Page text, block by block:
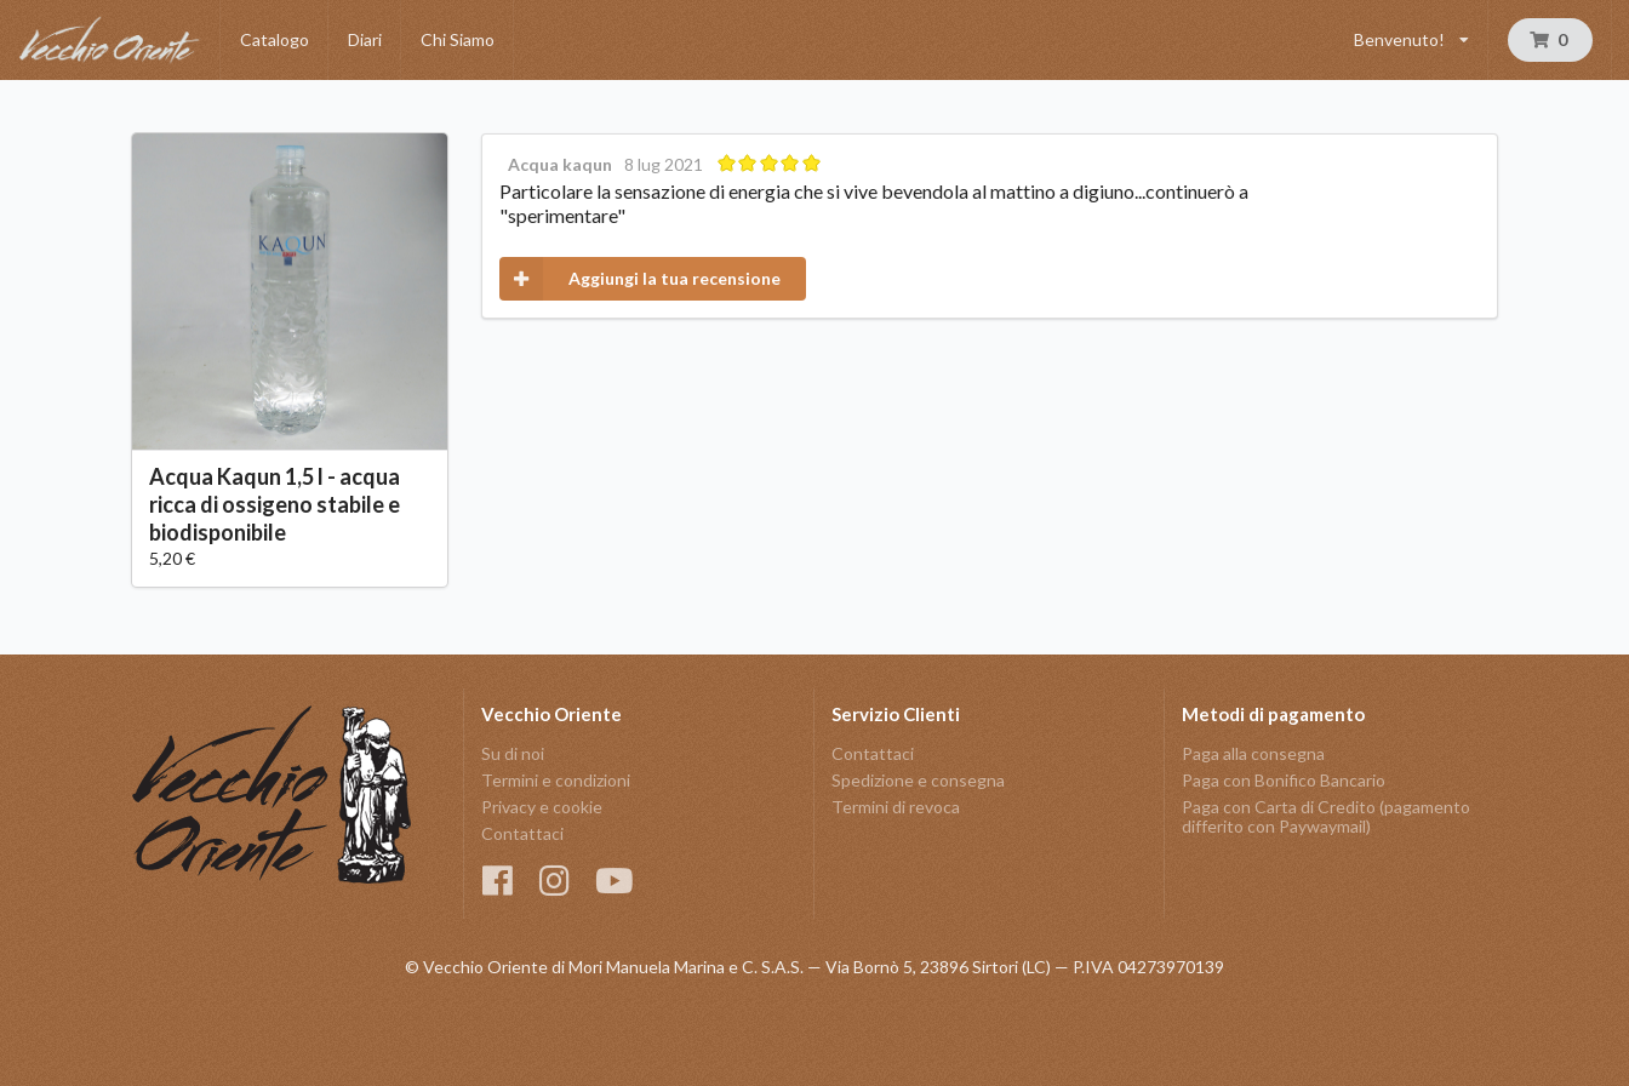
Catalogo Diari Chi Siamo Benvenuto! 0
Acqua Kaqun 1,5 l - acqua
ricca di ossigeno stabile e
biodisponibile
5,20 €
Acqua kaqun 8 lug 2021
Particolare la sensazione di energia che si vive bevendola al mattino a digiuno...continuerò a
"sperimentare"
Aggiungi la tua recensione
Vecchio Oriente
Su di noi
Termini e condizioni
Privacy e cookie
Contattaci
Servizio Clienti
Contattaci
Spedizione e consegna
Termini di revoca
Metodi di pagamento
Paga alla consegna
Paga con Bonifico Bancario
Paga con Carta di Credito (pagamento
differito con Paywaymail)
© Vecchio Oriente di Mori Manuela Marina e C. S.A.S. — Via Bornò 5, 23896 Sirtori (LC) — P.IVA 04273970139